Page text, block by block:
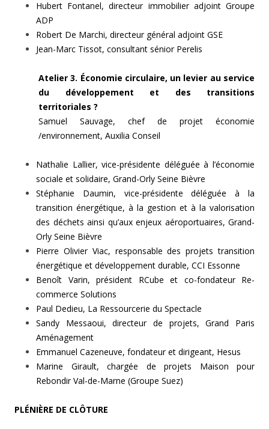
Hubert Fontanel, directeur immobilier adjoint Groupe
ADP
Robert De Marchi, directeur général adjoint GSE
Jean-Marc Tissot, consultant sénior Perelis
Atelier 3. Économie circulaire, un levier au service
du développement et des transitions
territoriales ?
Samuel Sauvage, chef de projet économie
/environnement, Auxilia Conseil
Nathalie Lallier, vice-présidente déléguée à l’économie
sociale et solidaire, Grand-Orly Seine Bièvre
Stéphanie Daumin, vice-présidente déléguée à la
transition énergétique, à la gestion et à la valorisation
des déchets ainsi qu’aux enjeux aéroportuaires, Grand-
Orly Seine Bièvre
Pierre Olivier Viac, responsable des projets transition
énergétique et développement durable, CCI Essonne
Benoît Varin, président RCube et co-fondateur Re-
commerce Solutions
Paul Dedieu, La Ressourcerie du Spectacle
Sandy Messaoui, directeur de projets, Grand Paris
Aménagement
Emmanuel Cazeneuve, fondateur et dirigeant, Hesus
Marine Girault, chargée de projets Maison pour
Rebondir Val-de-Marne (Groupe Suez)
PLÉNIÈRE DE CLÔTURE